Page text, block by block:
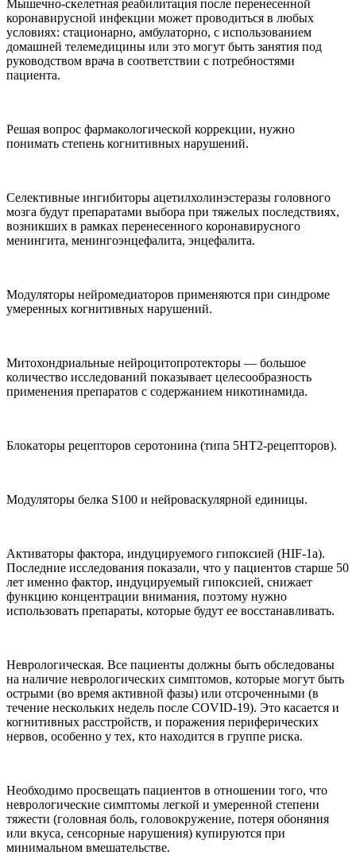
Мышечно-скелетная реабилитация после перенесенной
коронавирусной инфекции может проводиться в любых
условиях: стационарно, амбулаторно, с использованием
домашней телемедицины или это могут быть занятия под
руководством врача в соответствии с потребностями
пациента.
Решая вопрос фармакологической коррекции, нужно
понимать степень когнитивных нарушений.
Селективные ингибиторы ацетилхолинэстеразы головного
мозга будут препаратами выбора при тяжелых последствиях,
возникших в рамках перенесенного коронавирусного
менингита, менингоэнцефалита, энцефалита.
Модуляторы нейромедиаторов применяются при синдроме
умеренных когнитивных нарушений.
Митохондриальные нейроцитопротекторы — большое
количество исследований показывает целесообразность
применения препаратов с содержанием никотинамида.
Блокаторы рецепторов серотонина (типа 5НТ2-рецепторов).
Модуляторы белка S100 и нейроваскулярной единицы.
Активаторы фактора, индуцируемого гипоксией (HIF-1а).
Последние исследования показали, что у пациентов старше 50
лет именно фактор, индуцируемый гипоксией, снижает
функцию концентрации внимания, поэтому нужно
использовать препараты, которые будут ее восстанавливать.
Неврологическая. Все пациенты должны быть обследованы
на наличие неврологических симптомов, которые могут быть
острыми (во время активной фазы) или отсроченными (в
течение нескольких недель после COVID-19). Это касается и
когнитивных расстройств, и поражения периферических
нервов, особенно у тех, кто находится в группе риска.
Необходимо просвещать пациентов в отношении того, что
неврологические симптомы легкой и умеренной степени
тяжести (головная боль, головокружение, потеря обоняния
или вкуса, сенсорные нарушения) купируются при
минимальном вмешательстве.